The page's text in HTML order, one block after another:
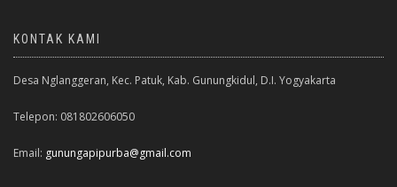
KONTAK KAMI
Desa Nglanggeran, Kec. Patuk, Kab. Gunungkidul, D.I. Yogyakarta
Telepon: 081802606050
Email: gunungapipurba@gmail.com